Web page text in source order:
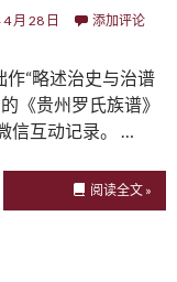
月 28 日 添加评论
“略述治史与治谱
《贵州罗氏族谱》
信互动记录。 …
阅读全文 »